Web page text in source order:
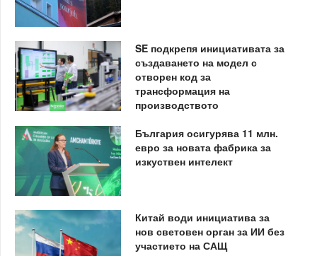
SE подкрепя инициативата за
създаването на модел с
отворен код за
трансформация на
производството
България осигурява 11 млн.
евро за новата фабрика за
изкуствен интелект
Китай води инициатива за
нов световен орган за ИИ без
участието на САЩ